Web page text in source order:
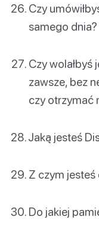
Czy
samego dnia?
Czy wolałbyś
zawsze, bez
czy otrzymać
Jaką jesteś
Z czym jesteś
Do jakiej